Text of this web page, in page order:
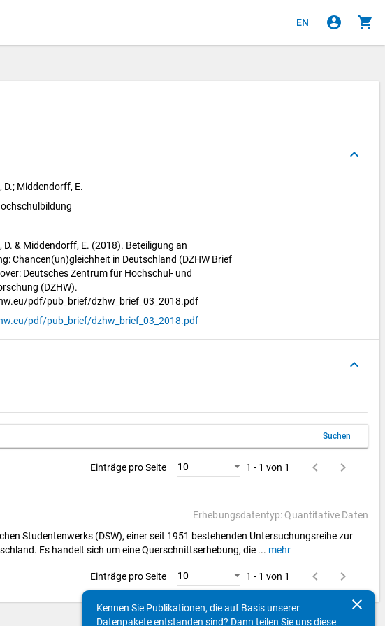
EN account_circle shopping_cart
keyboard_arrow_up
D.; Middendorff, E.
D. & Middendorff, E. (2018). Beteiligung an
Chancen(un)gleichheit in Deutschland (DZHW Brief
Deutsches Zentrum für Hochschul- und
(DZHW).
pdf/pub_brief/dzhw_brief_03_2018.pdf
pdf/pub_brief/dzhw_brief_03_2018.pdf
keyboard_arrow_up
Suchen
Einträge pro Seite 10 1 - 1 von 1 keyboard_arrow_left
keyboard_arrow_right
Erhebungsdatentyp: Quantitative Daten
Studentenwerks (DSW), einer seit 1951 bestehenden Untersuchungsreihe zur
Es handelt sich um eine Querschnittserhebung, die ... mehr
Einträge pro Seite 10 1 - 1 von 1 keyboard_arrow_left
keyboard_arrow_right
clear
Kennen Sie Publikationen, die auf Basis unserer
Datenpakete entstanden sind? Dann teilen Sie uns diese